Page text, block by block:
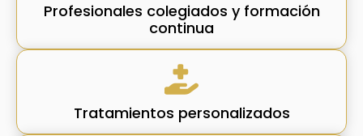
Profesionales colegiados y formación
continua
Tratamientos personalizados